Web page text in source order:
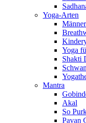
Yoga-Arten
Yoga
Shakti
Mantra
Akal
So
Pavan